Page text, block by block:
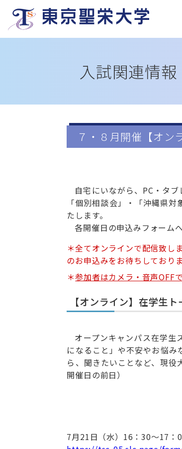
入試関連情報
７・８月開催【オン
自宅にいながら、PC・タ
「個別相談会」・「沖縄県
たします。
各開催日の申込みフォーム
＊全てオンラインで配信致し
のお申込みをお待ちしており
＊参加者はカメラ・音声OFF
【オンライン】在学生
オープンキャンパス在学生
になること」や不安やお悩
ら、聞きたいことなど、現役
開催日の前日）
7月21日（水）16：30～17